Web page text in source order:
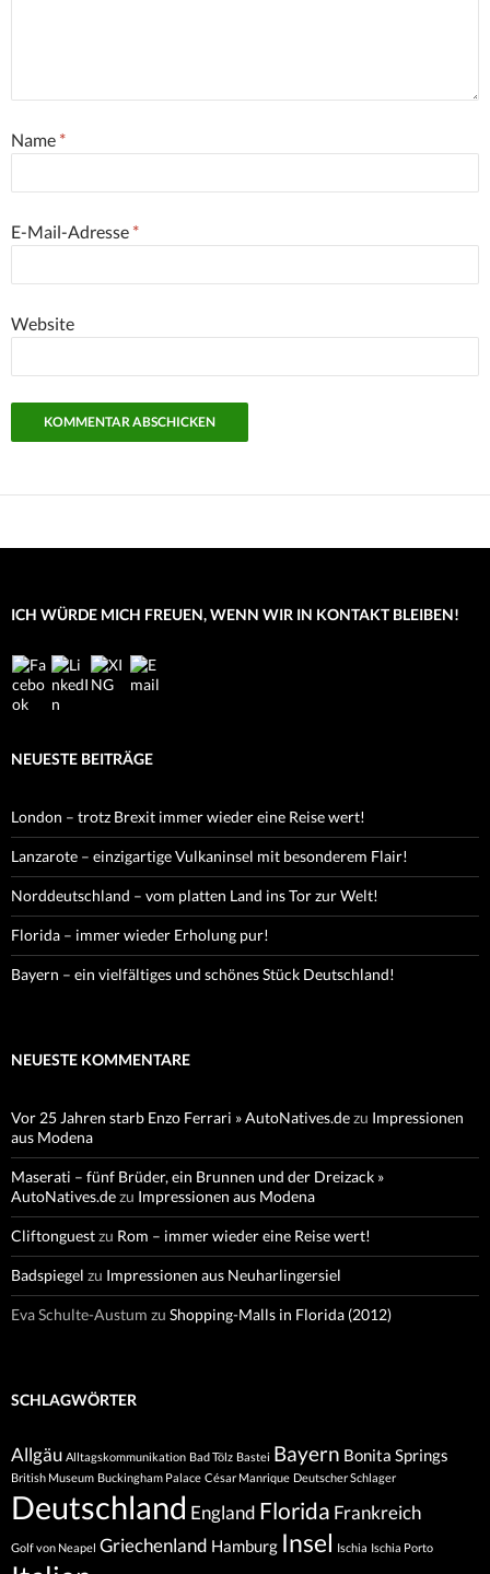
Name *
E-Mail-Adresse *
Website
ICH WÜRDE MICH FREUEN, WENN WIR IN KONTAKT BLEIBEN!
NEUESTE BEITRÄGE
London – trotz Brexit immer wieder eine Reise wert!
Lanzarote – einzigartige Vulkaninsel mit besonderem Flair!
Norddeutschland – vom platten Land ins Tor zur Welt!
Florida – immer wieder Erholung pur!
Bayern – ein vielfältiges und schönes Stück Deutschland!
NEUESTE KOMMENTARE
Vor 25 Jahren starb Enzo Ferrari » AutoNatives.dezu Impressionen
aus Modena
Maserati – fünf Brüder, ein Brunnen und der Dreizack »
AutoNatives.dezu Impressionen aus Modena
Cliftonguestzu Rom – immer wieder eine Reise wert!
Badspiegel zu Impressionen aus Neuharlingersiel
Eva Schulte-Austum zu Shopping-Malls in Florida (2012)
SCHLAGWÖRTER
Allgäu Alltagskommunikation Bad Tölz Bastei Bayern Bonita Springs
British Museum Buckingham Palace César Manrique Deutscher Schlager
Deutschland England Florida Frankreich
Golf von Neapel Griechenland Hamburg Insel Ischia Ischia Porto